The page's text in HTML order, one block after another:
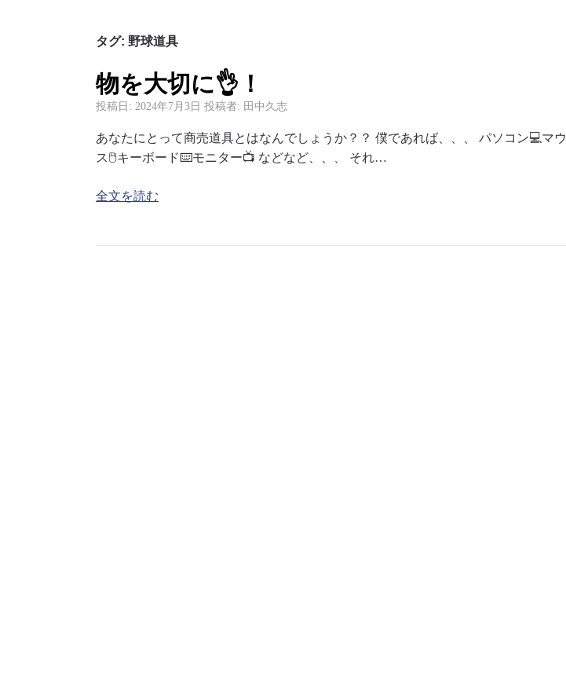
タグ: 野球道具
物を大切に👌！
投稿日: 2024年7月3日 投稿者: 田中久志
あなたにとって商売道具とはなんでしょうか？？ 僕であれば、、、 パソコン💻マウ
ス🖱️キーボード⌨️モニター📺 などなど、、、 それ…
全文を読む